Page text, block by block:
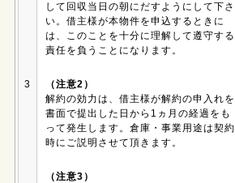
3
して回収当日の朝にだすようにして下さ
い。借主様が本物件を申込するときに
は、このことを十分に理解して遵守する
責任を負うことになります。
（注意2）
解約の効力は、借主様が解約の申入れを
書面で提出した日から1ヵ月の経過をも
って発生します。倉庫・事業用途は契約
時にご説明させて頂きます。
（注意3）